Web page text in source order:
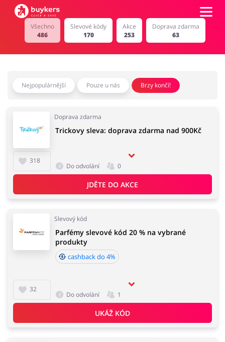
Kategorie
Šperky a hodinky
Pro děti
Finance a pojištění Počítače foto a elektronika
Přihlásit se
Registrovat
Všechno
486
Slevové kódy
170
Akce
253
Doprava zdarma
63
Nejpopulárnější Pouze u nás Brzy končí!
Doprava zdarma
318
Trickovy sleva: doprava zdarma nad 900Kč
Do odvolání 0
JDĚTE DO AKCE
Slevový kód
32
Parfémy slevové kód 20 % na vybrané
produkty
cashback do 4%
Do odvolání 1
UKÁŽ KÓD